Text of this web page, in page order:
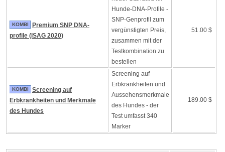
KOMBI
Premium SNP DNA-
profile (ISAG 2020)
Hunde-DNA-Profile -
SNP-Genprofil zum
vergünstigten Preis,
zusammen mit der
Testkombination zu
bestellen
51.00 $
KOMBI
Screening auf
Erbkrankheiten und Merkmale
des Hundes
Screening auf
Erbkrankheiten und
Aussehensmerkmale
des Hundes - der
Test umfasst 340
Marker
189.00 $